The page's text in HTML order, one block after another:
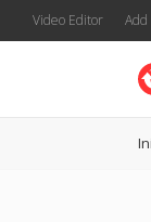
Video Editor